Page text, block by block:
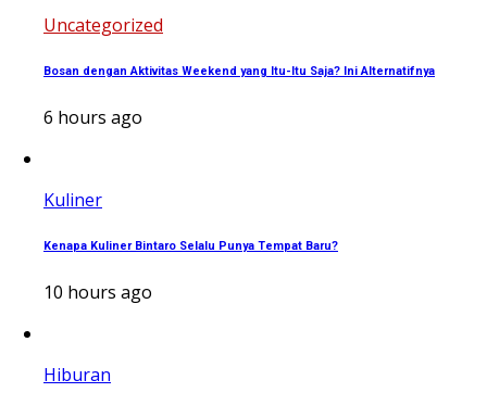
Uncategorized
Bosan dengan Aktivitas Weekend yang Itu-Itu Saja? Ini Alternatifnya
6 hours ago
Kuliner
Kenapa Kuliner Bintaro Selalu Punya Tempat Baru?
10 hours ago
Hiburan